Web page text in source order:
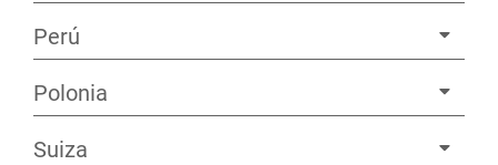
Perú
Polonia
Suiza